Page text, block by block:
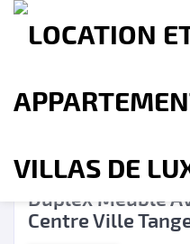
A propos
Duplex Meublé
Centre Ville